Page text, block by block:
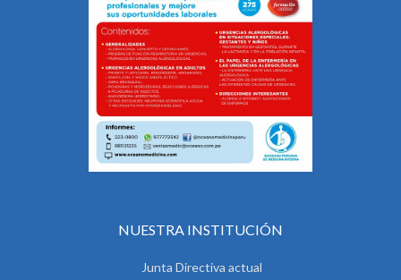
NUESTRA INSTITUCIÓN
Junta Directiva actual